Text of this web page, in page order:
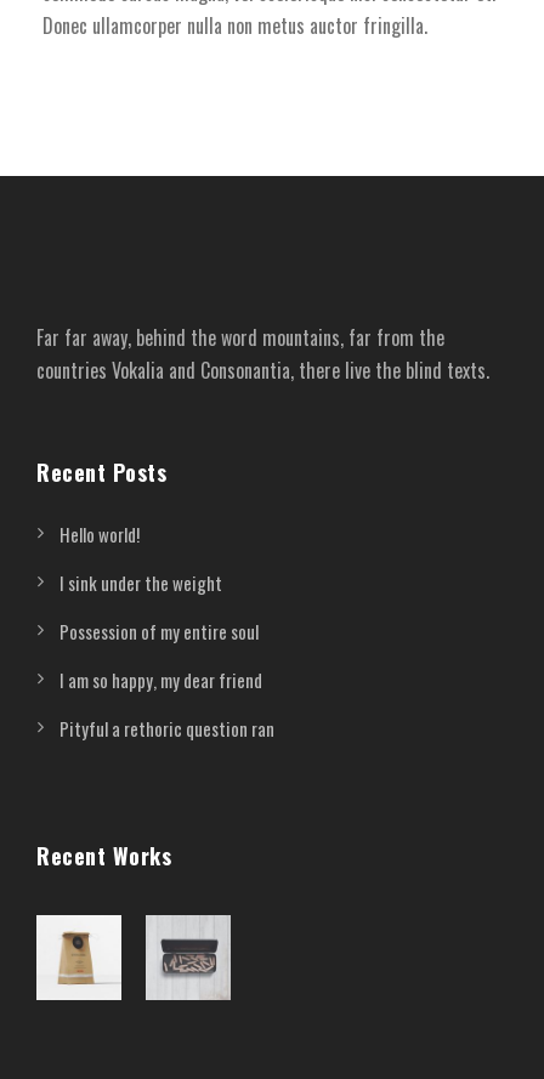
Donec ullamcorper nulla non metus auctor fringilla.
Far far away, behind the word mountains, far from the
countries Vokalia and Consonantia, there live the blind texts.
Recent Posts
Hello world!
I sink under the weight
Possession of my entire soul
I am so happy, my dear friend
Pityful a rethoric question ran
Recent Works